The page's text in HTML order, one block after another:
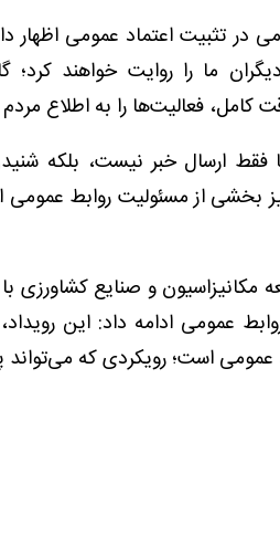
در تثبیت اعتماد عمومی اظهار
ما را روایت خواهند کرد؛
فعالیت‌ها را به اطلاع مردم
فقط ارسال خبر نیست، بلکه
بخشی از مسئولیت روابط
و صنایع کشاورزی با
عمومی ادامه داد: این
است؛ رویکردی که می‌تواند